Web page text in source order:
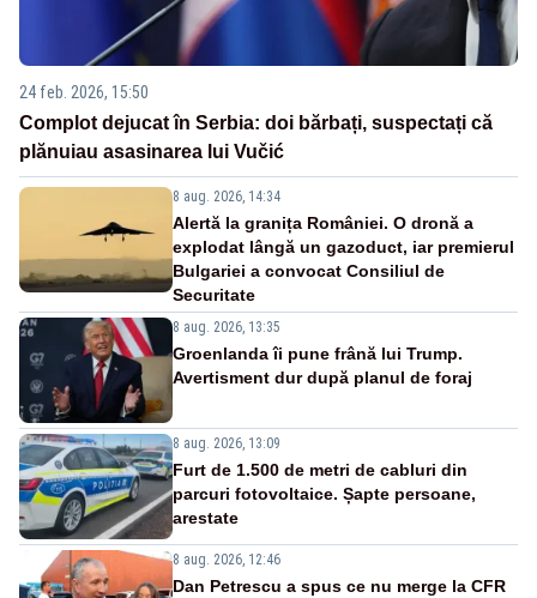
24 feb. 2026, 15:50
Complot dejucat în Serbia: doi bărbați, suspectați că
plănuiau asasinarea lui Vučić
8 aug. 2026, 14:34
Alertă la granița României. O dronă a
explodat lângă un gazoduct, iar premierul
Bulgariei a convocat Consiliul de
Securitate
8 aug. 2026, 13:35
Groenlanda îi pune frână lui Trump.
Avertisment dur după planul de foraj
8 aug. 2026, 13:09
Furt de 1.500 de metri de cabluri din
parcuri fotovoltaice. Șapte persoane,
arestate
8 aug. 2026, 12:46
Dan Petrescu a spus ce nu merge la CFR